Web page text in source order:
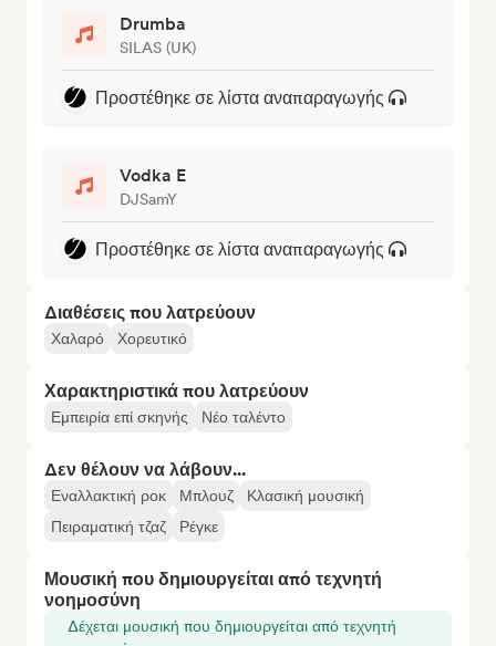
Drumba
SILAS (UK)
Προστέθηκε σε λίστα αναπαραγωγής
Vodka E
DJSamY
Προστέθηκε σε λίστα αναπαραγωγής
Διαθέσεις που λατρεύουν
Χαλαρό Χορευτικό
Χαρακτηριστικά που λατρεύουν
Εμπειρία επί σκηνής Νέο ταλέντο
Δεν θέλουν να λάβουν...
Εναλλακτική ροκ Μπλουζ
Κλασική μουσική
Πειραματική τζαζ
Ρέγκε
Μουσική που δημιουργείται από τεχνητή
νοημοσύνη
Δέχεται μουσική που δημιουργείται από τεχνητή